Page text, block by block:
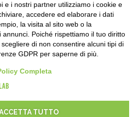
e i nostri partner utilizziamo i cookie e
accedere ed elaborare i dati
la visita al sito web o la
annunci. Poiché rispettiamo il tuo diritto
di non consentire alcuni tipi di
GDPR per saperne di più.
Completa
TUTTO